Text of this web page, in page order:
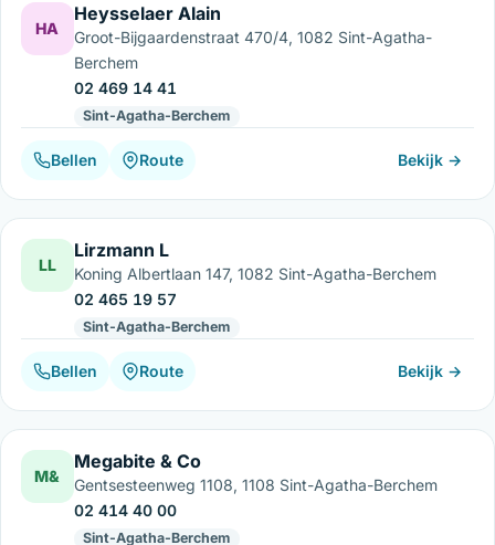
HA
Heysselaer Alain
Groot-Bijgaardenstraat 470/4, 1082 Sint-Agatha-
Berchem
02 469 14 41
Sint-Agatha-Berchem
Bellen Route Bekijk →
LL
Lirzmann L
Koning Albertlaan 147, 1082 Sint-Agatha-Berchem
02 465 19 57
Sint-Agatha-Berchem
Bellen Route Bekijk →
M&
Megabite & Co
Gentsesteenweg 1108, 1108 Sint-Agatha-Berchem
02 414 40 00
Sint-Agatha-Berchem